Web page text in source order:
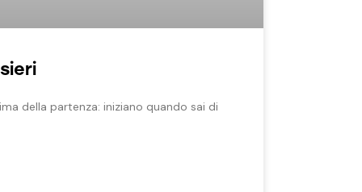
della partenza: iniziano quando sai di